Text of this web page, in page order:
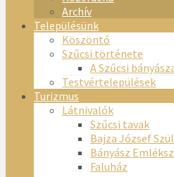
Archív
Településünk
Köszöntő
Szűcsi története
A Szűcsi
Testvértelepülések
Turizmus
Látnivalók
Szűcsi tavak
Bajza József
Bányász
Faluház